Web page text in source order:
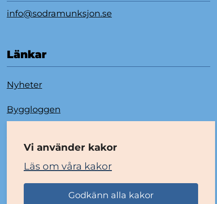
Vi använder kakor
Läs om våra kakor
Godkänn alla kakor
info@sodramunksjon.se
Länkar
Nyheter
Byggloggen
Tillgänglighetsredogörelse